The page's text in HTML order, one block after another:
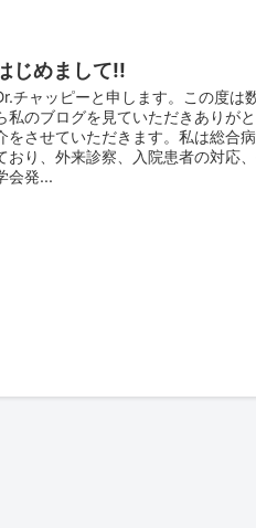
じめまして!!
チャッピーと申します。この度は
私のブログを見ていただきありが
をさせていただきます。私は総合
おり、外来診察、入院患者の対応
会発...